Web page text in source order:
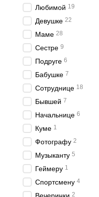
Любимой 19
Девушке 22
Маме 28
Сестре 9
Подруге 6
Бабушке 7
Сотруднице 18
Бывшей 7
Начальнице 6
Куме 1
Фотографу 2
Музыканту 5
Геймеру 1
Спортсмену 4
2